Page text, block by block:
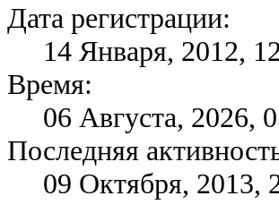
Дата регистрации:
14 Января, 2012,
Время:
06 Августа, 2026,
Последняя
09 Октября, 2013,